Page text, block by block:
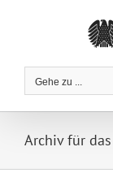
Gehe zu ...
Archiv für das